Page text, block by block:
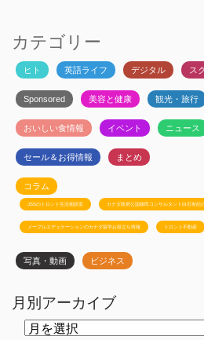
カテゴリー
ヒト 英語ライフ デジタル ス
Sponsored 美容と健康 観光・旅行
おいしい食情報 イベント ニュース
セール＆お得情報 まとめ
コラム
JSSのトロント生活相談室 カナダ政府公認移民コンサルタント白石有紀
メープルエデュケーションのカナダ留学お役立ち情報 トロント不動産
写真・動画 ビジネス
月別アーカイブ